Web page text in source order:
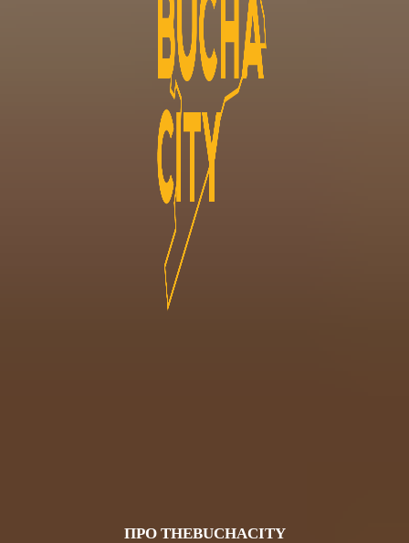
ПРО THEBUCHACITY